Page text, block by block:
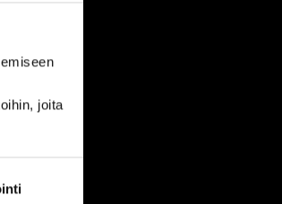
joita